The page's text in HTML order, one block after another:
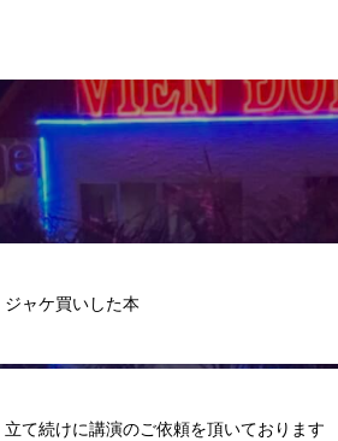
ジャケ買いした本
立て続けに講演のご依頼を頂いております